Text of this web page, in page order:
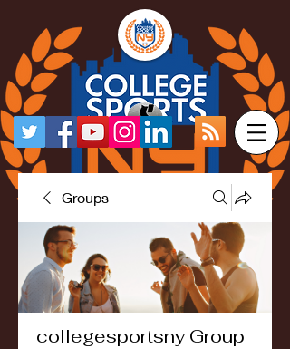
Groups
collegesportsny Group